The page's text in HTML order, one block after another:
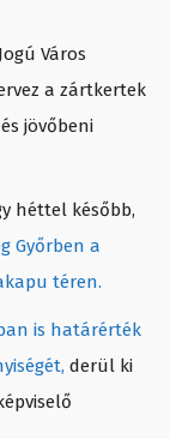
Város
a zártkertek
jövőbeni
héttel később,
Győrben a
téren.
is határérték
derül ki